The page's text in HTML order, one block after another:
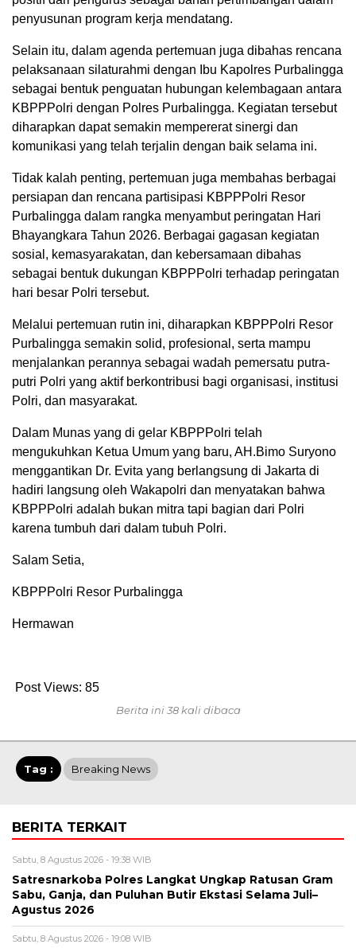
penyusunan program kerja mendatang.
Selain itu, dalam agenda pertemuan juga dibahas rencana
pelaksanaan silaturahmi dengan Ibu Kapolres Purbalingga
sebagai bentuk penguatan hubungan kelembagaan antara
KBPPPolri dengan Polres Purbalingga. Kegiatan tersebut
diharapkan dapat semakin mempererat sinergi dan
komunikasi yang telah terjalin dengan baik selama ini.
Tidak kalah penting, pertemuan juga membahas berbagai
persiapan dan rencana partisipasi KBPPPolri Resor
Purbalingga dalam rangka menyambut peringatan Hari
Bhayangkara Tahun 2026. Berbagai gagasan kegiatan
sosial, kemasyarakatan, dan kebersamaan dibahas
sebagai bentuk dukungan KBPPPolri terhadap peringatan
hari besar Polri tersebut.
Melalui pertemuan rutin ini, diharapkan KBPPPolri Resor
Purbalingga semakin solid, profesional, serta mampu
menjalankan perannya sebagai wadah pemersatu putra-
putri Polri yang aktif berkontribusi bagi organisasi, institusi
Polri, dan masyarakat.
Dalam Munas yang di gelar KBPPPolri telah
mengukuhkan Ketua Umum yang baru, AH.Bimo Suryono
menggantikan Dr. Evita yang berlangsung di Jakarta di
hadiri langsung oleh Wakapolri dan menyatakan bahwa
KBPPPolri adalah bukan mitra tapi bagian dari Polri
karena tumbuh dari dalam tubuh Polri.
Salam Setia,
KBPPPolri Resor Purbalingga
Hermawan
Post Views: 85
Berita ini 38 kali dibaca
Tag : Breaking News
BERITA TERKAIT
Sabtu, 8 Agustus 2026 - 19:38 WIB
Satresnarkoba Polres Langkat Ungkap Ratusan Gram
Sabu, Ganja, dan Puluhan Butir Ekstasi Selama Juli–
Agustus 2026
Sabtu, 8 Agustus 2026 - 19:08 WIB